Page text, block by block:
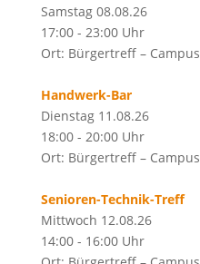
Samstag 08.08.26
17:00 - 23:00 Uhr
Ort: Bürgertreff – Campus
Handwerk-Bar
Dienstag 11.08.26
18:00 - 20:00 Uhr
Ort: Bürgertreff – Campus
Senioren-Technik-Treff
Mittwoch 12.08.26
14:00 - 16:00 Uhr